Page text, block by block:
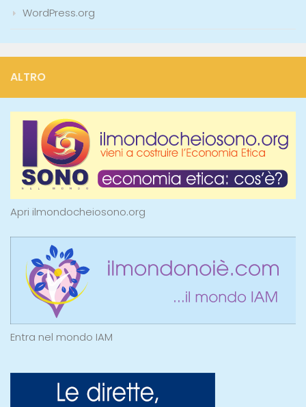
WordPress.org
ALTRO
Apri ilmondocheiosono.org
Entra nel mondo IAM